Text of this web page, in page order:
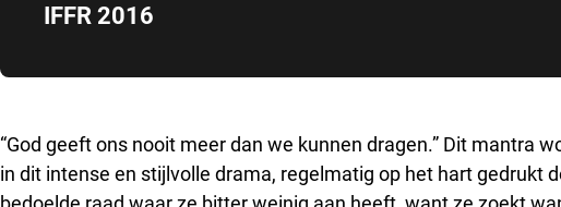
IFFR 2016
“God geeft ons nooit meer dan we kunnen dragen.” Dit mantra
in dit intense en stijlvolle drama, regelmatig op het hart gedrukt